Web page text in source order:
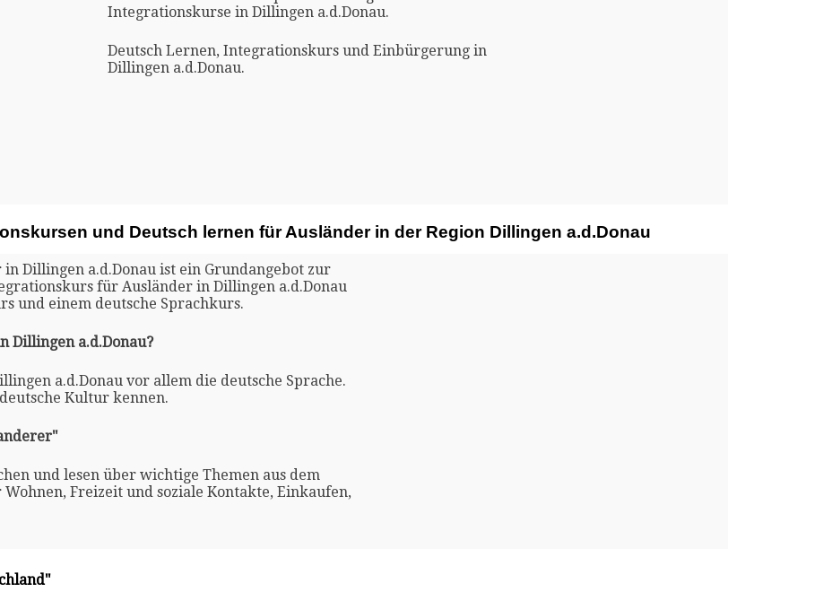
Integrationskurse in Dillingen a.d.Donau.
Deutsch Lernen, Integrationskurs und Einbürgerung in
Dillingen a.d.Donau.
und Deutsch lernen für Ausländer in der Region Dillingen a.d.Donau
Dillingen a.d.Donau ist ein Grundangebot zur
für Ausländer in Dillingen a.d.Donau
und einem deutsche Sprachkurs.
Dillingen a.d.Donau?
a.d.Donau vor allem die deutsche Sprache.
Kultur kennen.
und lesen über wichtige Themen aus dem
Freizeit und soziale Kontakte, Einkaufen,